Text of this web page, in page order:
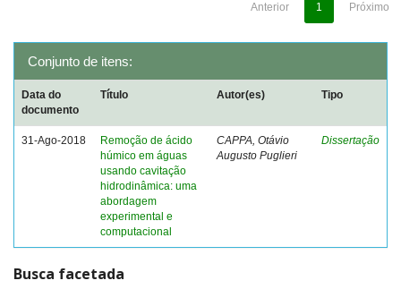
Anterior 1 Próximo
Conjunto de itens:
Data do
documento
Título Autor(es) Tipo
31-Ago-2018
Remoção de ácido
húmico em águas
usando cavitação
hidrodinâmica: uma
abordagem
experimental e
computacional
CAPPA, Otávio
Augusto Puglieri
Dissertação
Busca facetada